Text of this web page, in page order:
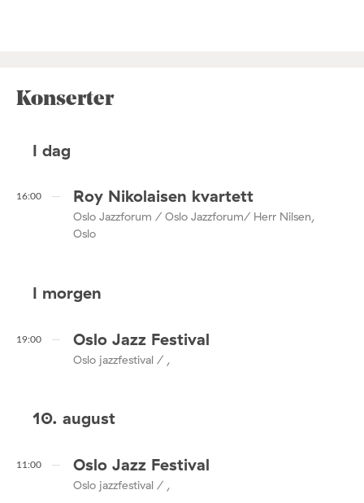
Konserter
I dag
16:00 Roy Nikolaisen kvartett
Oslo Jazzforum / Oslo Jazzforum/ Herr Nilsen,
Oslo
I morgen
19:00 Oslo Jazz Festival
Oslo jazzfestival / ,
10. august
11:00 Oslo Jazz Festival
Oslo jazzfestival / ,